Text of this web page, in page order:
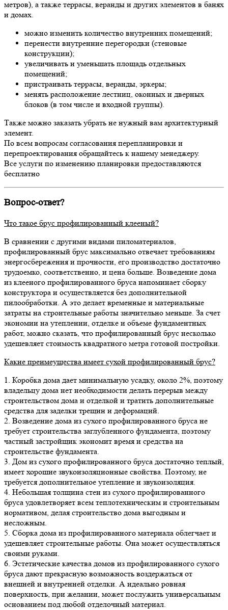
метров), а также террасы, веранды и других элементов в банях
и домах.
можно изменить количество внутренних помещений;
перенести внутренние перегородки (стеновые
конструкции);
увеличивать и уменьшать площадь отдельных
помещений;
пристраивать террасы, веранды, эркеры;
менять расположение лестниц, оконных и дверных
блоков (в том числе и входной группы).
Также можно заказать убрать не нужный вам архитектурный
элемент.
По всем вопросам согласования перепланировки и
перепроектирования обращайтесь к нашему менеджеру.
Все услуги по изменению планировки предоставляются
бесплатно
Вопрос-ответ?
Что такое брус профилированный клееный?
В сравнении с другими видами пиломатериалов,
профилированный брус максимально отвечает требованиям
энергосбережения и прочности, его производство достаточно
трудоемко, соответственно, и цена больше. Возведение дома
из клееного профилированного бруса напоминает сборку
конструктора и осуществляется без дополнительной
пилообработки. А это делает временные и материальные
затраты на строительные работы значительно меньше. За счет
экономии на утеплении, отделке и объеме фундаментных
работ, можно сказать, что профилированный брус несколько
удешевляет стоимость квадратного метра готовой постройки.
Какие преимеущества имеет сухой профилированный брус?
1. Коробка дома дает минимальную усадку, около 2%, поэтому
владельцу дома нет необходимости делать перерыв между
строительством дома и отделкой и тратить дополнительные
средства для заделки трещин и деформаций.
2. Возведение дома из сухого профилированного бруса не
требует строительства заглубленного фундамента, поэтому
частный застройщик экономит время и средства на
строительстве фундамента.
3. Дом из сухого профилированного бруса достаточно теплый,
имеет хорошие звукоизоляционные свойства. Поэтому, не
требуется дополнительное утепление и звукоизоляция.
4. Небольшая толщина стен из сухого профилированного
бруса удовлетворяет всем теплотехническим и строительным
нормативом, делая строительство дома выгодным и
несложным.
5. Сборка дома из профилированного материала облегчает и
удешевляет строительные работы. Она может осуществляться
своими руками.
6. Эстетические качества домов из профилированного сухого
бруса дают прекрасную возможность воздержаться от
внешней и внутренней отделки. А идеально ровная
поверхность, при желании, может послужить универсальным
основанием под любой отделочный материал.